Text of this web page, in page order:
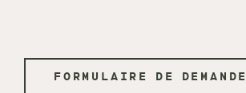
FORMULAIRE DE DEMANDE